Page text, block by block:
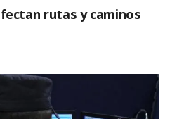
rutas y caminos